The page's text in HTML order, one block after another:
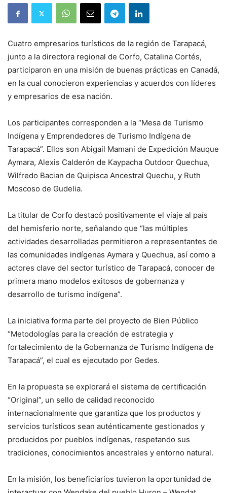
Cuatro empresarios turísticos de la región de Tarapacá,
junto a la directora regional de Corfo, Catalina Cortés,
participaron en una misión de buenas prácticas en Canadá,
en la cual conocieron experiencias y acuerdos con líderes
y empresarios de esa nación.
Los participantes corresponden a la “Mesa de Turismo
Indígena y Emprendedores de Turismo Indígena de
Tarapacá”. Ellos son Abigail Mamani de Expedición Mauque
Aymara, Alexis Calderón de Kaypacha Outdoor Quechua,
Wilfredo Bacian de Quipisca Ancestral Quechu, y Ruth
Moscoso de Gudelia.
La titular de Corfo destacó positivamente el viaje al país
del hemisferio norte, señalando que “las múltiples
actividades desarrolladas permitieron a representantes de
las comunidades indígenas Aymara y Quechua, así como a
actores clave del sector turístico de Tarapacá, conocer de
primera mano modelos exitosos de gobernanza y
desarrollo de turismo indígena”.
La iniciativa forma parte del proyecto de Bien Público
“Metodologías para la creación de estrategia y
fortalecimiento de la Gobernanza de Turismo Indígena de
Tarapacá”, el cual es ejecutado por Gedes.
En la propuesta se explorará el sistema de certificación
“Original”, un sello de calidad reconocido
internacionalmente que garantiza que los productos y
servicios turísticos sean auténticamente gestionados y
producidos por pueblos indígenas, respetando sus
tradiciones, conocimientos ancestrales y entorno natural.
En la misión, los beneficiarios tuvieron la oportunidad de